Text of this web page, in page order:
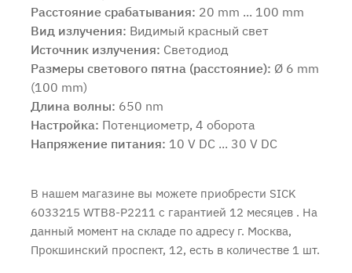
Расстояние срабатывания: 20 mm ... 100 mm
Вид излучения: Видимый красный свет
Источник излучения: Светодиод
Размеры светового пятна (расстояние): Ø 6 mm
(100 mm)
Длина волны: 650 nm
Настройка: Потенциометр, 4 оборота
Напряжение питания: 10 V DC ... 30 V DC
В нашем магазине вы можете приобрести SICK
6033215 WTB8-P2211 с гарантией 12 месяцев . На
данный момент на складе по адресу г. Москва,
Прокшинский проспект, 12, есть в количестве 1 шт.